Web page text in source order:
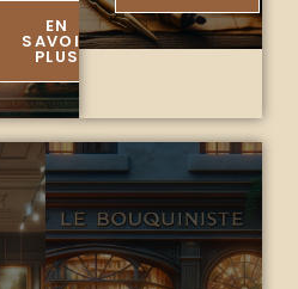
EN
SAVOIR
PLUS